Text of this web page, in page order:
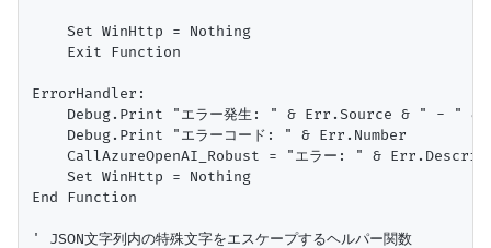
    Set WinHttp = Nothing
    Exit Function
ErrorHandler:
Debug.Print "エラー発生: " & Err.Source & " - " &
    Debug.Print "エラーコード: " & Err.Number
CallAzureOpenAI_Robust = "エラー: " &
    Set WinHttp = Nothing
End Function
' JSON文字列内の特殊文字をエスケープするヘルパー関数